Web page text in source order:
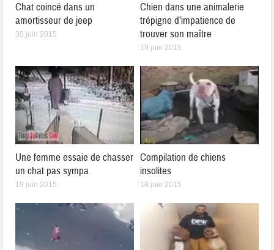
Chat coincé dans un
amortisseur de jeep
30 juin 2015
Chien dans une animalerie
trépigne d’impatience de
trouver son maître
19 juin 2015
Une femme essaie de chasser
un chat pas sympa
19 juin 2015
Compilation de chiens
insolites
18 juin 2015